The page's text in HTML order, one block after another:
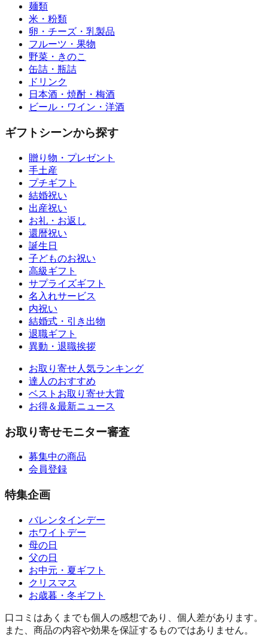
麺類
米・粉類
卵・チーズ・乳製品
フルーツ・果物
野菜・きのこ
缶詰・瓶詰
ドリンク
日本酒・焼酎・梅酒
ビール・ワイン・洋酒
ギフトシーンから探す
贈り物・プレゼント
手土産
プチギフト
結婚祝い
出産祝い
お礼・お返し
還暦祝い
誕生日
子どものお祝い
高級ギフト
サプライズギフト
名入れサービス
内祝い
結婚式・引き出物
退職ギフト
異動・退職挨拶
お取り寄せ人気ランキング
達人のおすすめ
ベストお取り寄せ大賞
お得＆最新ニュース
お取り寄せモニター審査
募集中の商品
会員登録
特集企画
バレンタインデー
ホワイトデー
母の日
父の日
お中元・夏ギフト
クリスマス
お歳暮・冬ギフト
口コミはあくまでも個人の感想であり、個人差があります。
また、商品の内容や効果を保証するものではありません。